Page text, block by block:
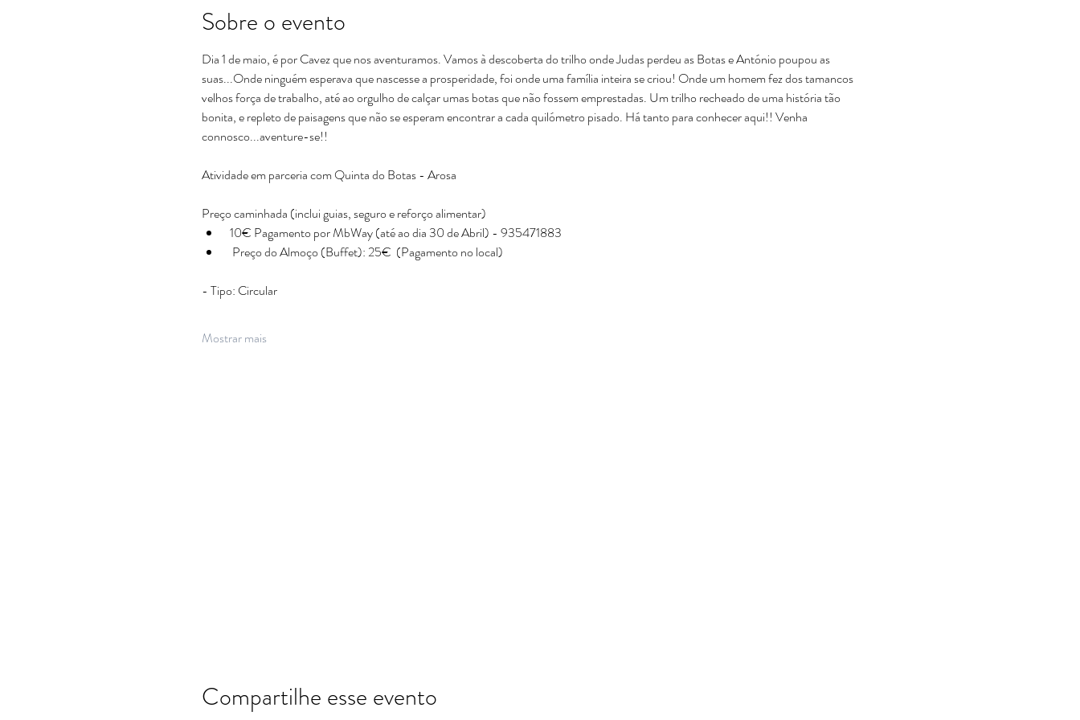
Sobre o evento
Dia 1 de maio, é por Cavez que nos aventuramos. Vamos à descoberta do trilho onde Judas perdeu as Botas e António poupou as
suas...Onde ninguém esperava que nascesse a prosperidade, foi onde uma família inteira se criou! Onde um homem fez dos tamancos
velhos força de trabalho, até ao orgulho de calçar umas botas que não fossem emprestadas. Um trilho recheado de uma história tão
bonita, e repleto de paisagens que não se esperam encontrar a cada quilómetro pisado. Há tanto para conhecer aqui!! Venha
connosco...aventure-se!!
Atividade em parceria com Quinta do Botas - Arosa
Preço caminhada (inclui guias, seguro e reforço alimentar)
10€ Pagamento por MbWay (até ao dia 30 de Abril) - 935471883
  Preço do Almoço (Buffet): 25€  (Pagamento no local)
- Tipo: Circular
Mostrar mais
Compartilhe esse evento